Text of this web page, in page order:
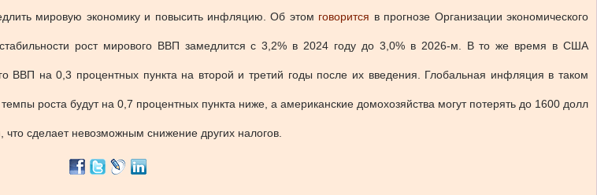
мировую экономику и повысить инфляцию. Об этом говорится в прогнозе Организации экономического
рост мирового ВВП замедлится с 3,2% в 2024 году до 3,0% в 2026-м. В то же время в США
ВВП на 0,3 процентных пункта на второй и третий годы после их введения. Глобальная инфляция в таком
роста будут на 0,7 процентных пункта ниже, а американские домохозяйства могут потерять до 1600 долл
сделает невозможным снижение других налогов.